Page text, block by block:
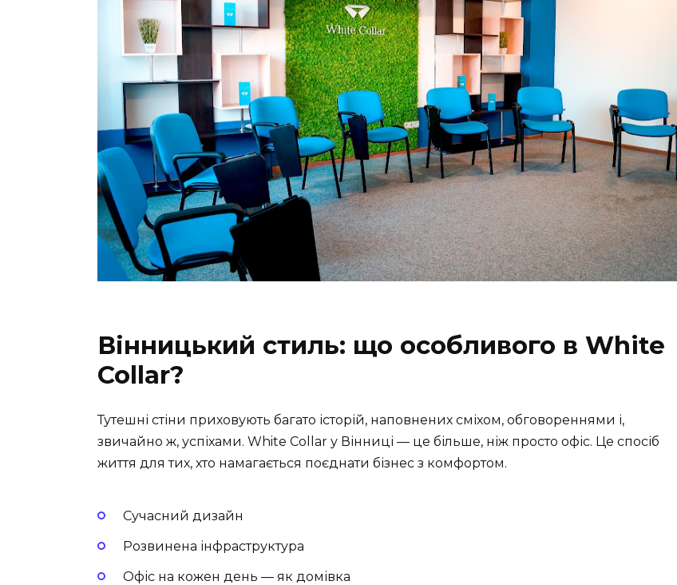
Вінницький стиль: що особливого в White
Collar?
Тутешні стіни приховують багато історій, наповнених сміхом, обговореннями і,
звичайно ж, успіхами. White Collar у Вінниці — це більше, ніж просто офіс. Це спосіб
життя для тих, хто намагається поєднати бізнес з комфортом.
Сучасний дизайн
Розвинена інфраструктура
Офіс на кожен день — як домівка